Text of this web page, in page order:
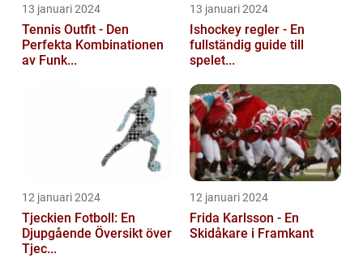
13 januari 2024
Tennis Outfit - Den
Perfekta Kombinationen
av Funk...
13 januari 2024
Ishockey regler - En
fullständig guide till
spelet...
12 januari 2024
Tjeckien Fotboll: En
Djupgående Översikt över
Tjec...
12 januari 2024
Frida Karlsson - En
Skidåkare i Framkant